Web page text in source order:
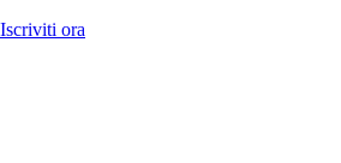
Iscriviti ora